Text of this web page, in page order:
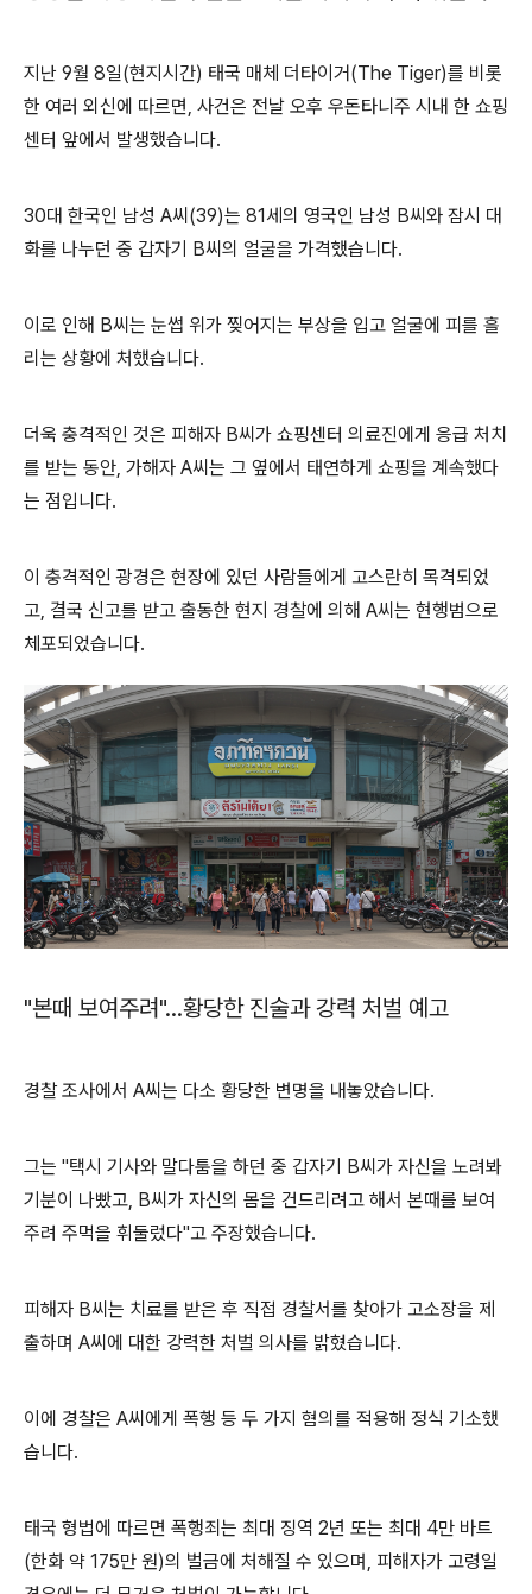
지난 9월 8일(현지시간) 태국 매체 더타이거(The Tiger)를 비롯
한 여러 외신에 따르면, 사건은 전날 오후 우돈타니주 시내 한 쇼핑
센터 앞에서 발생했습니다.
30대 한국인 남성 A씨(39)는 81세의 영국인 남성 B씨와 잠시 대
화를 나누던 중 갑자기 B씨의 얼굴을 가격했습니다.
이로 인해 B씨는 눈썹 위가 찢어지는 부상을 입고 얼굴에 피를 흘
리는 상황에 처했습니다.
더욱 충격적인 것은 피해자 B씨가 쇼핑센터 의료진에게 응급 처치
를 받는 동안, 가해자 A씨는 그 옆에서 태연하게 쇼핑을 계속했다
는 점입니다.
이 충격적인 광경은 현장에 있던 사람들에게 고스란히 목격되었
고, 결국 신고를 받고 출동한 현지 경찰에 의해 A씨는 현행범으로
체포되었습니다.
"본때 보여주려"…황당한 진술과 강력 처벌 예고
경찰 조사에서 A씨는 다소 황당한 변명을 내놓았습니다.
그는 "택시 기사와 말다툼을 하던 중 갑자기 B씨가 자신을 노려봐
기분이 나빴고, B씨가 자신의 몸을 건드리려고 해서 본때를 보여
주려 주먹을 휘둘렀다"고 주장했습니다.
피해자 B씨는 치료를 받은 후 직접 경찰서를 찾아가 고소장을 제
출하며 A씨에 대한 강력한 처벌 의사를 밝혔습니다.
이에 경찰은 A씨에게 폭행 등 두 가지 혐의를 적용해 정식 기소했
습니다.
태국 형법에 따르면 폭행죄는 최대 징역 2년 또는 최대 4만 바트
(한화 약 175만 원)의 벌금에 처해질 수 있으며, 피해자가 고령일